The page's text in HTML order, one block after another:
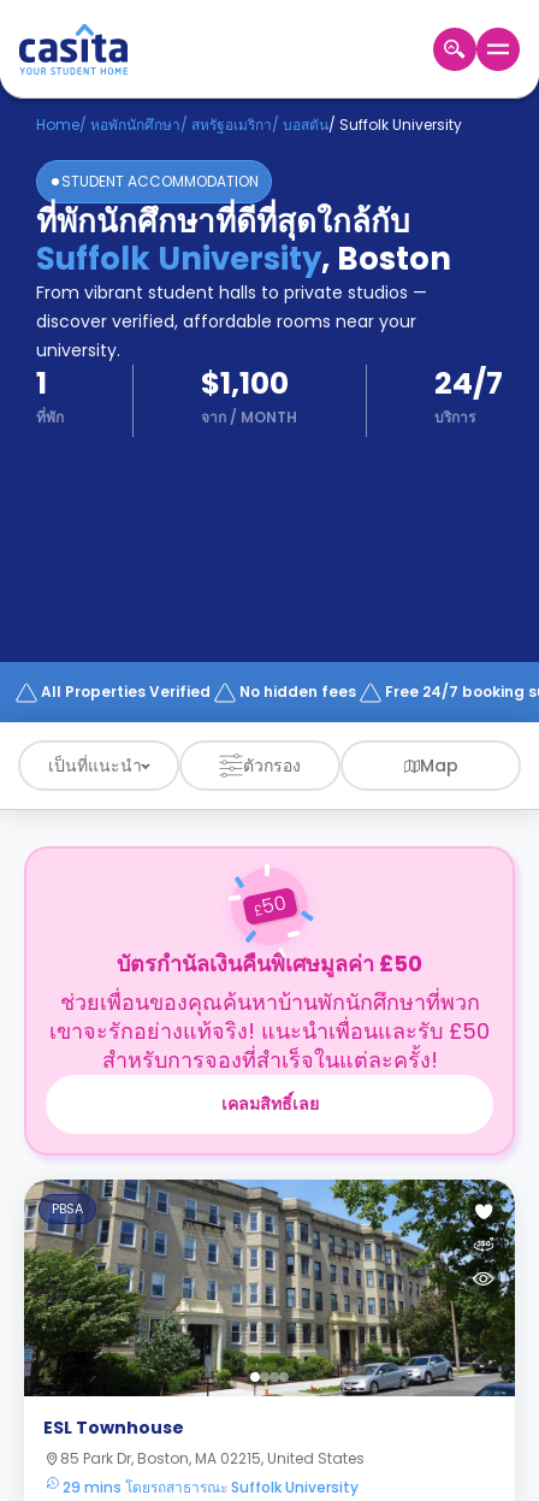
Home TH USD
เข้าสู่
ระบบ
Booking
Accommodation
About
us
Blog
Refer
And
Earn
Become
Works
Home/ หอพักนักศึกษา/ สหรัฐอเมริกา/ บอสตัน/ Suffolk University
STUDENT ACCOMMODATION
ที่พักนักศึกษาที่ดีที่สุดใกล้กับ
Suffolk University, Boston
From vibrant student halls to private studios —
discover verified, affordable rooms near your
university.
1
ที่พัก
$1,100
จาก / MONTH
24/7
บริการ
All Properties Verified No hidden fees Free 24/7 booking
เป็นที่แนะนำ ตัวกรอง Map
£50
บัตรกำนัลเงินคืนพิเศษมูลค่า £50
ช่วยเพื่อนของคุณค้นหาบ้านพักนักศึกษาที่พวก
เขาจะรักอย่างแท้จริง! แนะนำเพื่อนและรับ £50
สำหรับการจองที่สำเร็จในแต่ละครั้ง!
เคลมสิทธิ์เลย
PBSA
ESL Townhouse
85 Park Dr, Boston, MA 02215, United States
29 mins โดยรถสาธารณะ Suffolk University